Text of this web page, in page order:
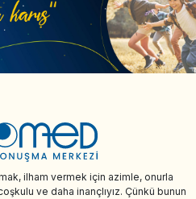
ilham vermek için azimle, onurla
ve daha inançlıyız. Çünkü bunun